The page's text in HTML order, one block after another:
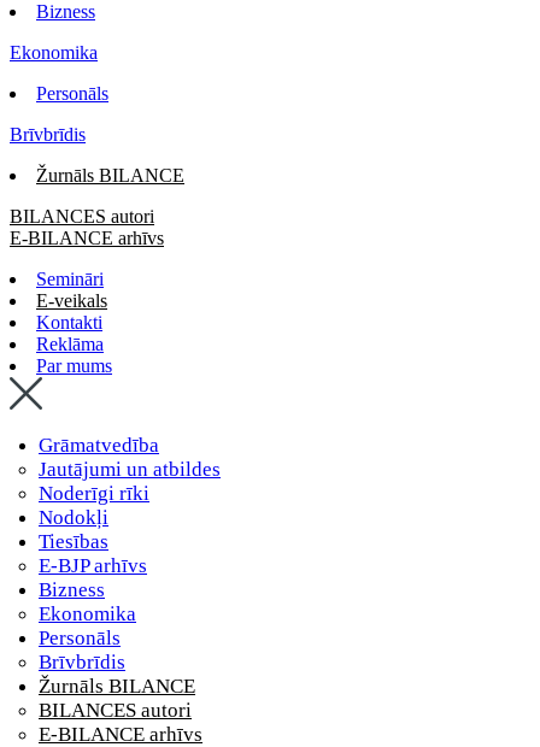
Bizness
Ekonomika
Personāls
Brīvbrīdis
Žurnāls BILANCE
BILANCES autori
E-BILANCE arhīvs
Semināri
E-veikals
Kontakti
Reklāma
Par mums
Grāmatvedība
Jautājumi un atbildes
Noderīgi rīki
Nodokļi
Tiesības
E-BJP arhīvs
Bizness
Ekonomika
Personāls
Brīvbrīdis
Žurnāls BILANCE
BILANCES autori
E-BILANCE arhīvs